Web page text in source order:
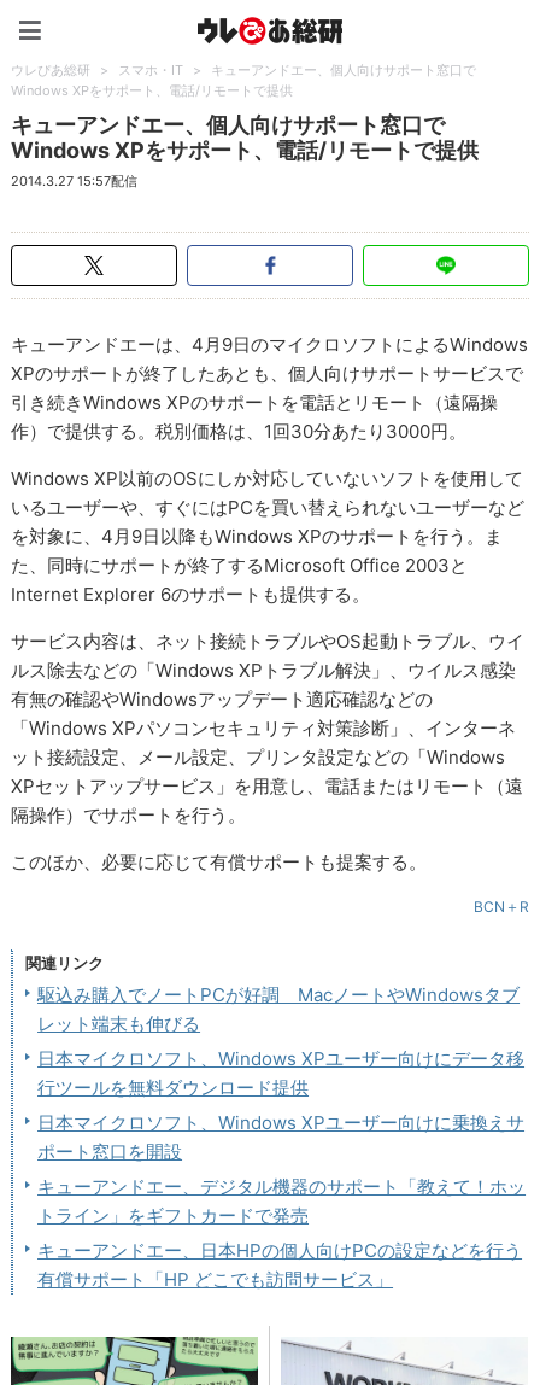
ウレぴあ総研 > スマホ・IT >
キューアンドエー、個人向けサポート窓口で
Windows XPをサポート、電話/リモートで提供
キューアンドエー、個人向けサポート窓口で
Windows XPをサポート、電話/リモートで提供
2014.3.27 15:57配信
キューアンドエーは、4月9日のマイクロソフトによるWindows
XPのサポートが終了したあとも、個人向けサポートサービスで
引き続きWindows XPのサポートを電話とリモート（遠隔操
作）で提供する。税別価格は、1回30分あたり3000円。
Windows XP以前のOSにしか対応していないソフトを使用して
いるユーザーや、すぐにはPCを買い替えられないユーザーなど
を対象に、4月9日以降もWindows XPのサポートを行う。ま
た、同時にサポートが終了するMicrosoft Office 2003と
Internet Explorer 6のサポートも提供する。
サービス内容は、ネット接続トラブルやOS起動トラブル、ウイ
ルス除去などの「Windows XPトラブル解決」、ウイルス感染
有無の確認やWindowsアップデート適応確認などの
「Windows XPパソコンセキュリティ対策診断」、インターネ
ット接続設定、メール設定、プリンタ設定などの「Windows
XPセットアップサービス」を用意し、電話またはリモート（遠
隔操作）でサポートを行う。
このほか、必要に応じて有償サポートも提案する。
BCN＋R
関連リンク
駆込み購入でノートPCが好調 MacノートやWindowsタブ
レット端末も伸びる
日本マイクロソフト、Windows XPユーザー向けにデータ移
行ツールを無料ダウンロード提供
日本マイクロソフト、Windows XPユーザー向けに乗換えサ
ポート窓口を開設
キューアンドエー、デジタル機器のサポート「教えて！ホッ
トライン」をギフトカードで発売
キューアンドエー、日本HPの個人向けPCの設定などを行う
有償サポート「HP どこでも訪問サービス」